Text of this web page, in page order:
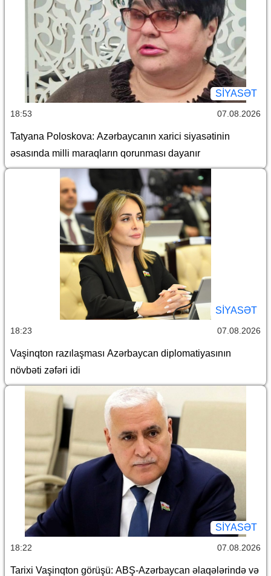
SİYASƏT
18:53 07.08.2026
Tatyana Poloskova: Azərbaycanın xarici siyasətinin
əsasında milli maraqların qorunması dayanır
SİYASƏT
18:23 07.08.2026
Vaşinqton razılaşması Azərbaycan diplomatiyasının
növbəti zəfəri idi
SİYASƏT
18:22 07.08.2026
Tarixi Vaşinqton görüşü: ABŞ-Azərbaycan əlaqələrində və